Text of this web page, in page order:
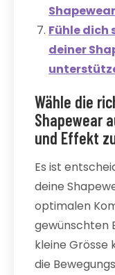
Fühle dich
deiner
Wähle die
Shapewear
und Effekt
Es ist
deine
optimalen
gewünschten
kleine Grösse
die